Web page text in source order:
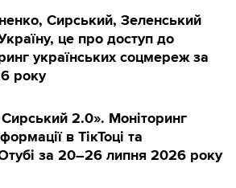
Сирський, Зеленський
це про доступ до
українських соцмереж за
року
2.0». Моніторинг
в ТікТоці та
за 20–26 липня 2026 року